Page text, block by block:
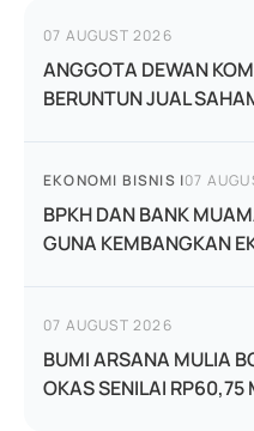
07 AUGUST 2026
ANGGOTA DEWAN
BERUNTUN JUAL
EKONOMI BISNIS |07
BPKH DAN BANK
GUNA KEMBANGKAN
07 AUGUST 2026
BUMI ARSANA MULIA
OKAS SENILAI RP60,75